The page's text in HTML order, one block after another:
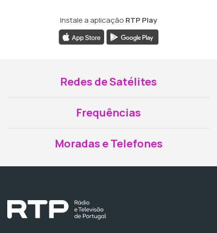
Instale a aplicação RTP Play
Redes de Satélites
Frequências
Moradas e Telefones